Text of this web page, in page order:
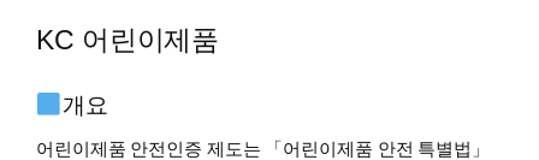
KC 어린이제품
개요
어린이제품 안전인증 제도는 「어린이제품 안전 특별법」